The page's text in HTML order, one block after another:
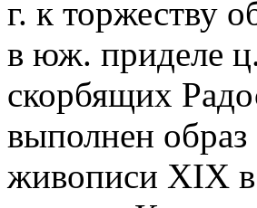
г. к торжеству
в юж. приделе
скорбящих
выполнен
живописи XIX